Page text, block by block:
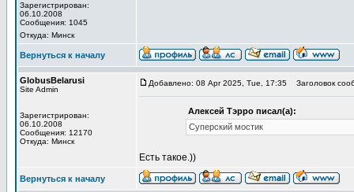
Зарегистрирован:
06.10.2008
Сообщения: 1045
Откуда: Минск
Вернуться к началу
GlobusBelarusi
Site Admin
Зарегистрирован:
06.10.2008
Сообщения: 12170
Откуда: Минск
Добавлено: 08 Apr 2025, Tue, 17:35 Заголовок
Алексей Тэрро писал(а):
Суперский мостик
Есть такое.))
Вернуться к началу